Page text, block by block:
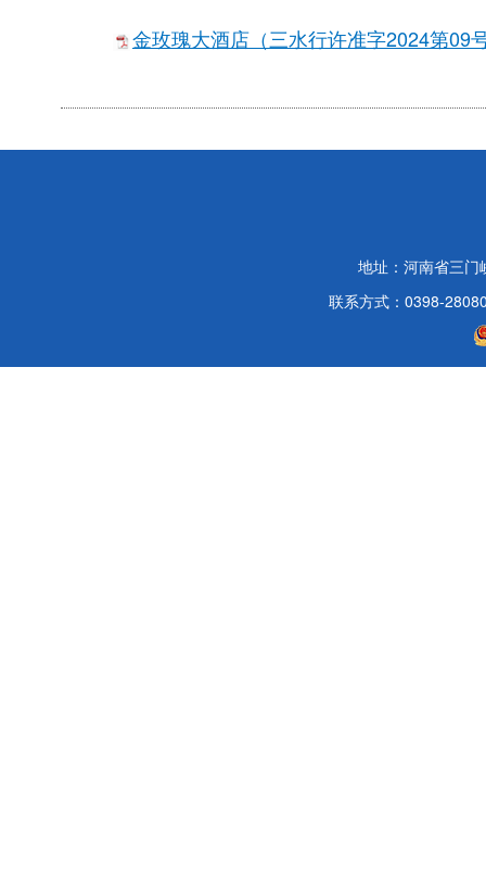
金玫瑰大酒店（三水行许准字2024第09
地址：河南省三门
联系方式：0398-